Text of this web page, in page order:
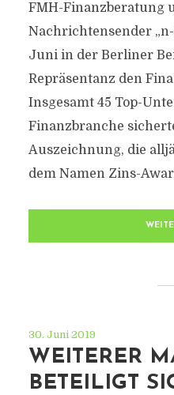
FMH-Finanzberatung
Nachrichtensender
Juni in der Berliner
Repräsentanz den
Insgesamt 45 Top-
Finanzbranche
Auszeichnung, die
dem Namen Zins-
30. Juni 2019
WEITERER
BETEILIGT